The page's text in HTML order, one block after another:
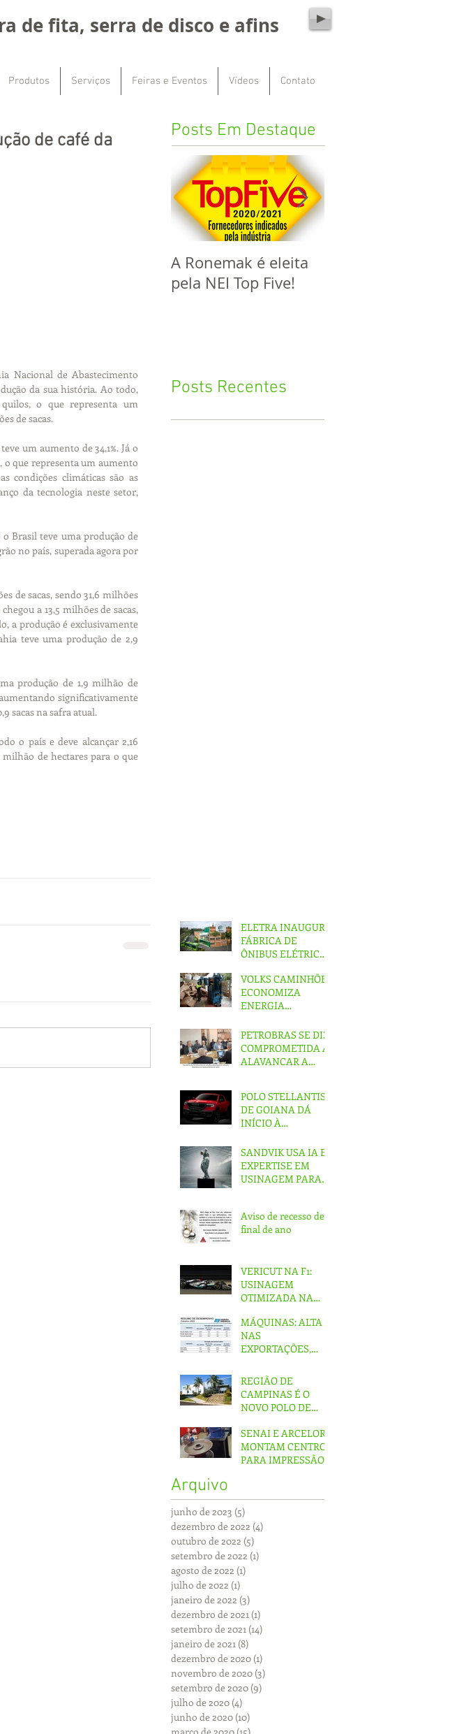
de fita, serra de disco e afins
Produtos Serviços Feiras e Eventos Vídeos Contato
de café da
Nacional de Abastecimento
da sua história. Ao todo,
o que representa um
de sacas.
um aumento de 34,1%. Já o
o que representa um aumento
condições climáticas são as
da tecnologia neste setor,
Brasil teve uma produção de
no país, superada agora por
de sacas, sendo 31,6 milhões
a 13,5 milhões de sacas,
a produção é exclusivamente
teve uma produção de 2,9
produção de 1,9 milhão de
significativamente
sacas na safra atual.
o país e deve alcançar 2,16
de hectares para o que
Posts Em Destaque
A Ronemak é eleita
pela NEI Top Five!
Posts Recentes
ELETRA INAUGURA
FÁBRICA DE
ÔNIBUS ELÉTRICOS
VOLKS CAMINHÕES
ECONOMIZA
ENERGIA
UM MÊS DE
PRODUÇÃO
PETROBRAS SE DIZ
COMPROMETIDA A
ALAVANCAR A
POLO STELLANTIS
DE GOIANA DÁ
INÍCIO À
PICAPE RAMPAGE
SANDVIK USA IA E
EXPERTISE EM
USINAGEM PARA
Aviso de recesso de
final de ano
VERICUT NA F1:
USINAGEM
OTIMIZADA NA
MERCEDES
MÁQUINAS: ALTA
NAS
EXPORTAÇÕES,
MERCADO
INTERNO
REGIÃO DE
CAMPINAS É O
NOVO POLO DE
PAÍS
SENAI E ARCELOR
MONTAM CENTRO
PARA IMPRESSÃO
Arquivo
junho de 2023 (5)
dezembro de 2022 (4)
outubro de 2022 (5)
setembro de 2022 (1)
agosto de 2022 (1)
julho de 2022 (1)
janeiro de 2022 (3)
dezembro de 2021 (1)
setembro de 2021 (14)
janeiro de 2021 (8)
dezembro de 2020 (1)
novembro de 2020 (3)
setembro de 2020 (9)
julho de 2020 (4)
junho de 2020 (10)